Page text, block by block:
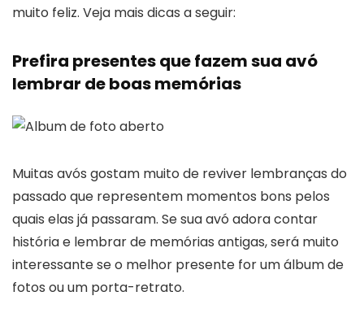
muito feliz. Veja mais dicas a seguir:
Prefira presentes que fazem sua avó
lembrar de boas memórias
Muitas avós gostam muito de reviver lembranças do
passado que representem momentos bons pelos
quais elas já passaram. Se sua avó adora contar
história e lembrar de memórias antigas, será muito
interessante se o melhor presente for um álbum de
fotos ou um porta-retrato.